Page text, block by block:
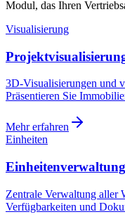
Modul, das Ihren
Visualisierung
3D-Visualisierungen und
Präsentieren Sie
Mehr erfahren
Einheiten
Zentrale Verwaltung aller
Verfügbarkeiten und